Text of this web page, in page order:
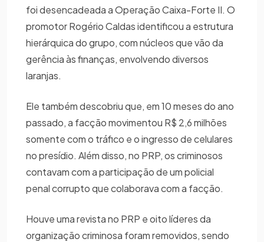
foi desencadeada a Operação Caixa-Forte II. O
promotor Rogério Caldas identificou a estrutura
hierárquica do grupo, com núcleos que vão da
gerência às finanças, envolvendo diversos
laranjas.
Ele também descobriu que, em 10 meses do ano
passado, a facção movimentou R$ 2,6 milhões
somente com o tráfico e o ingresso de celulares
no presídio. Além disso, no PRP, os criminosos
contavam com a participação de um policial
penal corrupto que colaborava com a facção.
Houve uma revista no PRP e oito líderes da
organização criminosa foram removidos, sendo